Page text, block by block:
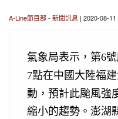
A-Line節目部- 新聞訊息 | 2020-08-
氣象局表示，第6
7點在中國大陸福
動，預計此颱風強
縮小的趨勢。澎湖